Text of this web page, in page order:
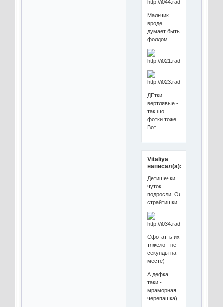
Мальчик
вроде
думает быть
фолдом
ДЕтки
вертлявые -
так шо
фотки тоже
Вот
Vitaliya
написал(а):
Детишечки
чуток
подросли..Оба
страйтишки
Сфотатть их
тяжело - не
секунды на
месте)
А дефка
таки -
мраморная
черепашка)